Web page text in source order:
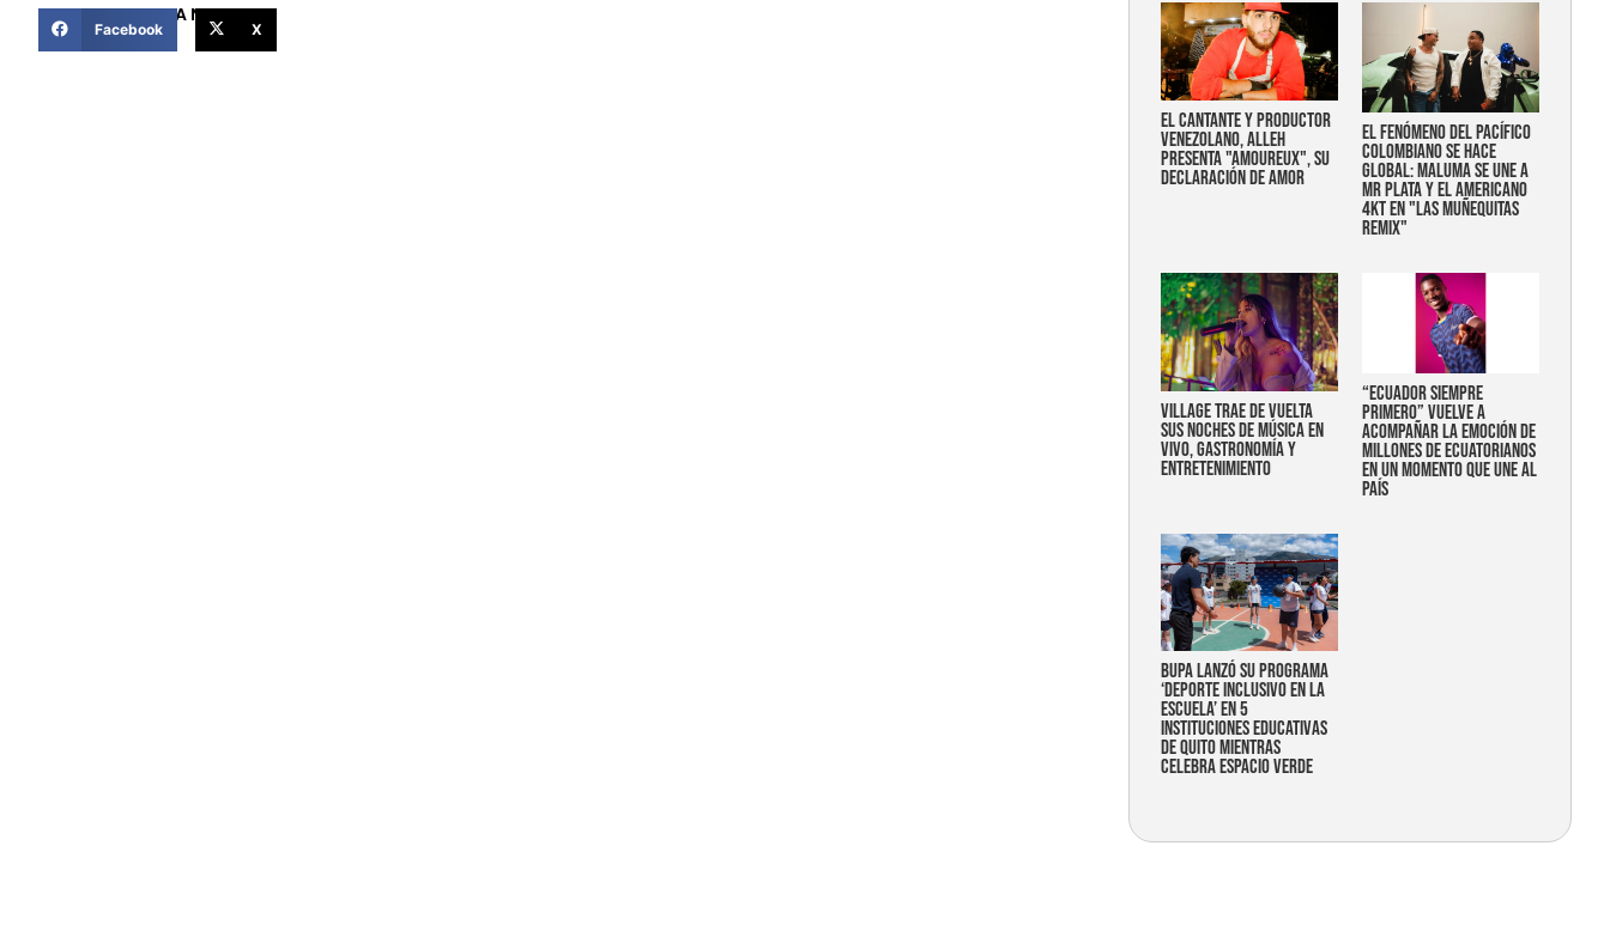
COMPARTIR ESTA NOTICIA
Facebook X
EL CANTANTE Y PRODUCTOR
VENEZOLANO, ALLEH
PRESENTA "AMOUREUX", SU
DECLARACIÓN DE AMOR
EL FENÓMENO DEL PACÍFICO
COLOMBIANO SE HACE
GLOBAL: MALUMA SE UNE A
MR PLATA Y EL AMERICANO
4KT EN "LAS MUÑEQUITAS
REMIX"
Village trae de vuelta
sus noches de música en
vivo, gastronomía y
entretenimiento
“Ecuador siempre
primero” vuelve a
acompañar la emoción de
millones de ecuatorianos
en un momento que une al
país
Bupa lanzó su programa
‘Deporte Inclusivo en la
Escuela’ en 5
instituciones educativas
de Quito mientras
celebra espacio verde